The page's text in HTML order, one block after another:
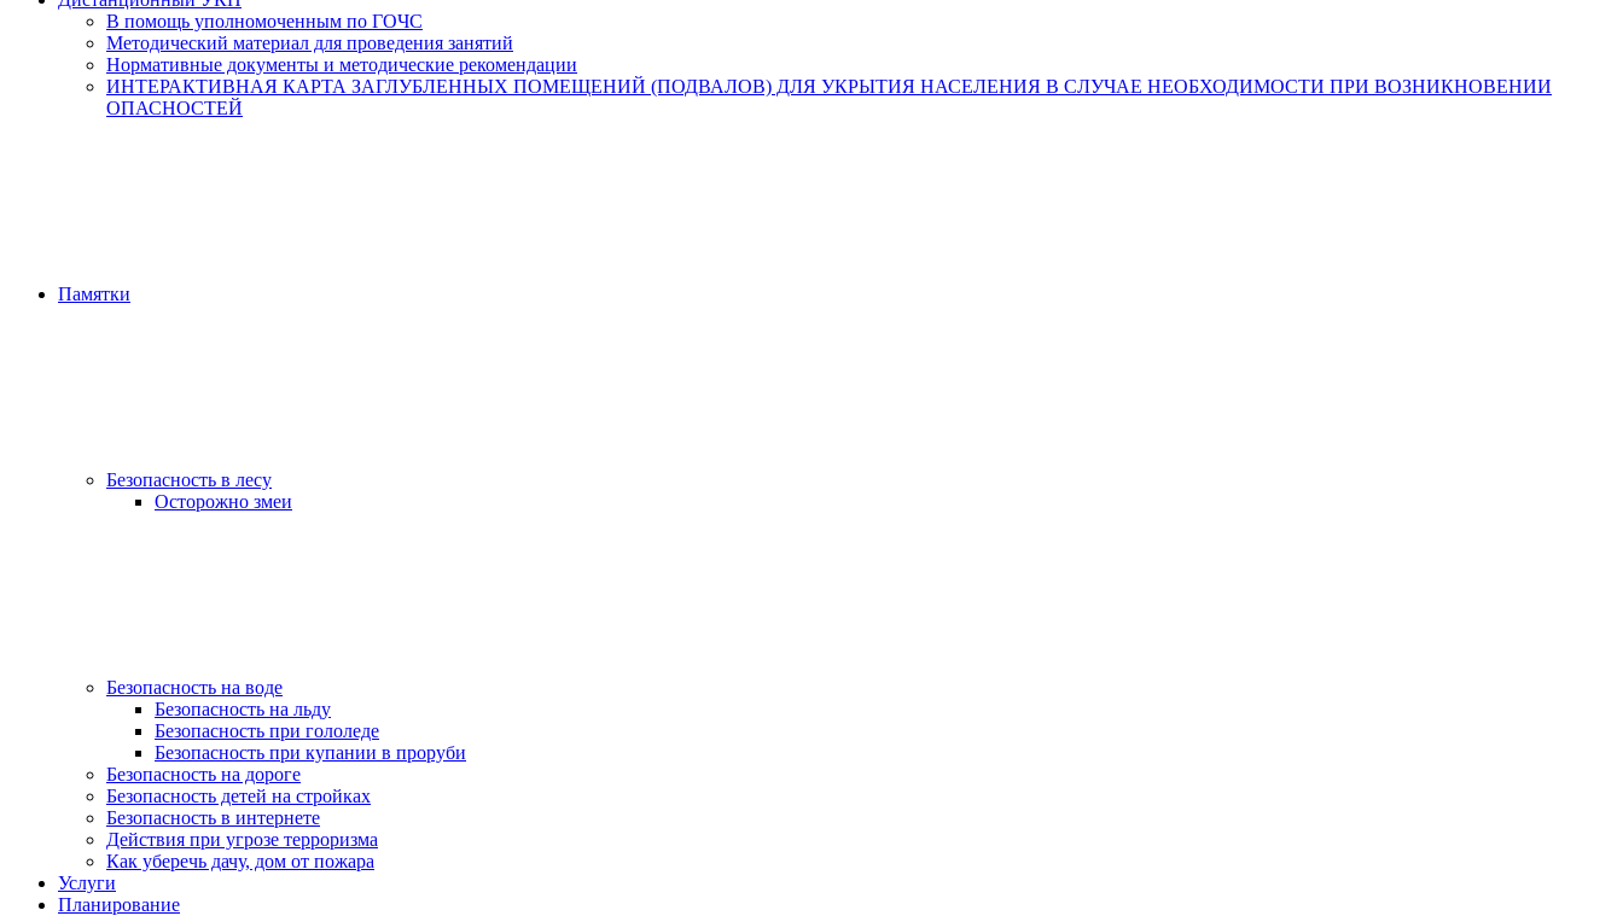
В помощь уполномоченным по ГОЧС
Методический материал для проведения занятий
Нормативные документы и методические рекомендации
ИНТЕРАКТИВНАЯ КАРТА ЗАГЛУБЛЕННЫХ ПОМЕЩЕНИЙ (ПОДВАЛОВ) ДЛЯ УКРЫТИЯ НАСЕЛЕНИЯ В СЛУЧАЕ НЕОБХОДИМОСТИ ПРИ ВОЗНИКНОВЕНИИ
ОПАСНОСТЕЙ
Памятки
Безопасность в лесу
Осторожно змеи
Безопасность на воде
Безопасность на льду
Безопасность при гололеде
Безопасность при купании в проруби
Безопасность на дороге
Безопасность детей на стройках
Безопасность в интернете
Действия при угрозе терроризма
Как уберечь дачу, дом от пожара
Услуги
Планирование